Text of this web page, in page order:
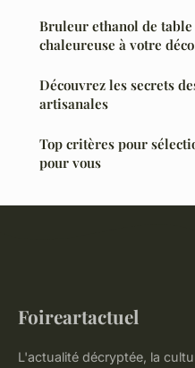
Bruleur ethanol de table
chaleureuse à votre déco
Découvrez les secrets
artisanales
Top critères pour
pour vous
Foireartactuel
L'actualité décryptée, la